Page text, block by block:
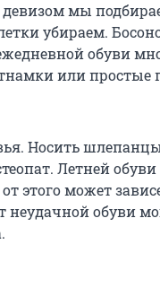
мы
убираем.
обуви
или простые
Носить
Летней
этого может
неудачной обуви